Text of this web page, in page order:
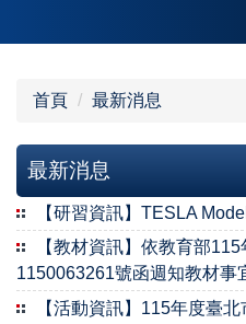
首頁 最新消息
最新消息
【研習資訊】TESLA
【教材資訊】依教育部
1150063261號函週知教材事
【活動資訊】115年度臺